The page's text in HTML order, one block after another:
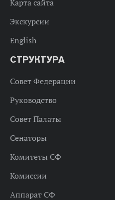
Карта сайта
Экскурсии
English
СТРУКТУРА
Совет Федерации
Руководство
Совет Палаты
Сенаторы
Комитеты СФ
Комиссии
Аппарат СФ